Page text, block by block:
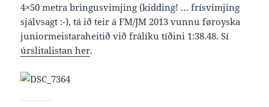
4×50 metra bringusvimjing (kidding! … frísvimjing
sjálvsagt :-), tá ið teir á FM/JM 2013 vunnu føroyska
juniormeistaraheitið við frálíku tíðini 1:38.48. Sí
úrslitalistan her.